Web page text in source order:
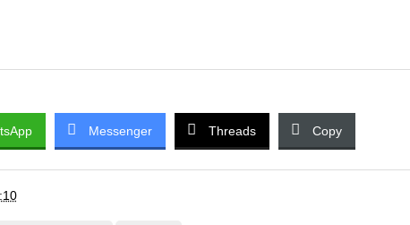
Messenger Threads Copy